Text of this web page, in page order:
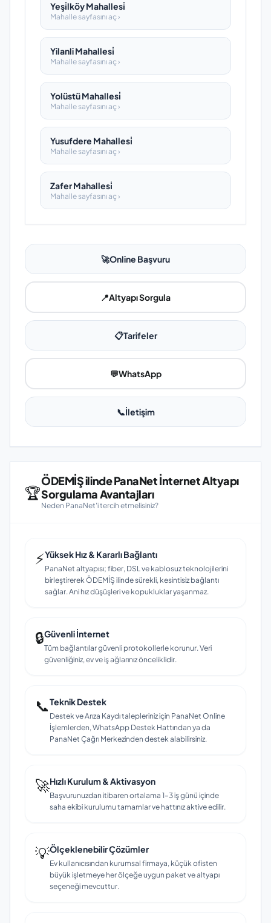
Yeşi̇lköy Mahallesi̇
Mahalle sayfasını aç ›
Yilanli Mahallesi̇
Mahalle sayfasını aç ›
Yolüstü Mahallesi̇
Mahalle sayfasını aç ›
Yusufdere Mahallesi̇
Mahalle sayfasını aç ›
Zafer Mahallesi̇
Mahalle sayfasını aç ›
🚀Online Başvuru
📍Altyapı Sorgula
📋Tarifeler
💬WhatsApp
📞İletişim
🏆
ÖDEMİŞ ilinde PanaNet İnternet Altyapı
Sorgulama Avantajları
Neden PanaNet'i tercih etmelisiniz?
⚡Yüksek Hız & Kararlı Bağlantı
PanaNet altyapısı; fiber, DSL ve kablosuz teknolojilerini
birleştirerek ÖDEMİŞ ilinde sürekli, kesintisiz bağlantı
sağlar. Ani hız düşüşleri ve kopukluklar yaşanmaz.
🔒Güvenli İnternet
Tüm bağlantılar güvenli protokollerle korunur. Veri
güvenliğiniz, ev ve iş ağlarınız önceliklidir.
📞Teknik Destek
Destek ve Arıza Kaydı talepleriniz için PanaNet Online
İşlemlerden, WhatsApp Destek Hattından ya da
PanaNet Çağrı Merkezinden destek alabilirsiniz.
🚀Hızlı Kurulum & Aktivasyon
Başvurunuzdan itibaren ortalama 1–3 iş günü içinde
saha ekibi kurulumu tamamlar ve hattınız aktive edilir.
💡Ölçeklenebilir Çözümler
Ev kullanıcısından kurumsal firmaya, küçük ofisten
büyük işletmeye her ölçeğe uygun paket ve altyapı
seçeneği mevcuttur.